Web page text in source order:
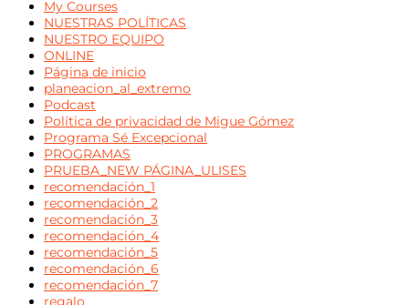
My Courses
NUESTRAS POLÍTICAS
NUESTRO EQUIPO
ONLINE
Página de inicio
planeacion_al_extremo
Podcast
Política de privacidad de Migue Gómez
Programa Sé Excepcional
PROGRAMAS
PRUEBA_NEW PÁGINA_ULISES
recomendación_1
recomendación_2
recomendación_3
recomendación_4
recomendación_5
recomendación_6
recomendación_7
regalo